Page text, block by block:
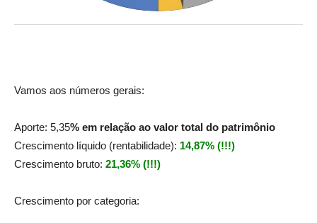
Vamos aos números gerais:
Aporte: 5,35% em relação ao valor total do patrimônio
Crescimento líquido (rentabilidade): 14,87% (!!!)
Crescimento bruto: 21,36% (!!!)
Crescimento por categoria: